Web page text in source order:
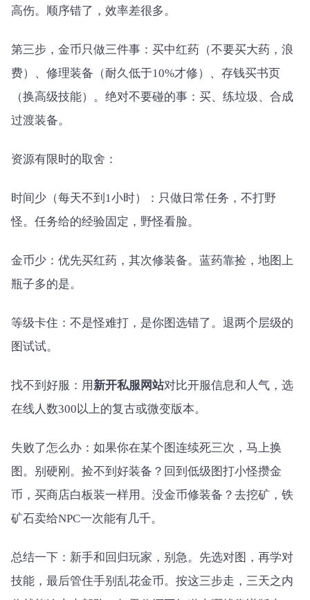
高伤。顺序错了，效率差很多。
第三步，金币只做三件事：买中红药（不要买大药，浪
费）、修理装备（耐久低于10%才修）、存钱买书页
（换高级技能）。绝对不要碰的事：买、练垃圾、合成
过渡装备。
资源有限时的取舍：
时间少（每天不到1小时）：只做日常任务，不打野
怪。任务给的经验固定，野怪看脸。
金币少：优先买红药，其次修装备。蓝药靠捡，地图上
瓶子多的是。
等级卡住：不是怪难打，是你图选错了。退两个层级的
图试试。
找不到好服：用新开私服网站对比开服信息和人气，选
在线人数300以上的复古或微变版本。
失败了怎么办：如果你在某个图连续死三次，马上换
图。别硬刚。捡不到好装备？回到低级图打小怪攒金
币，买商店白板装一样用。没金币修装备？去挖矿，铁
矿石卖给NPC一次能有几千。
总结一下：新手和回归玩家，别急。先选对图，再学对
技能，最后管住手别乱花金币。按这三步走，三天之内